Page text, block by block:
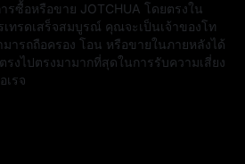
รซื้อหรือขาย JOTCHUA โดยตรงใน
ทรดเสร็จสมบูรณ์ คุณจะเป็นเจ้าของโท
มารถถือครอง โอน หรือขายในภายหลังได้
รงไปตรงมามากที่สุดในการรับความเสี่ยง
เรจ